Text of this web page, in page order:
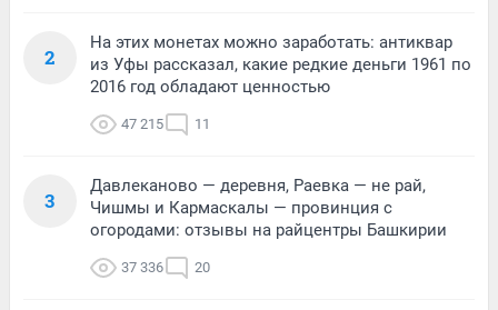
2
На этих монетах можно заработать: антиквар
из Уфы рассказал, какие редкие деньги 1961 по
2016 год обладают ценностью
47 215 11
3
Давлеканово — деревня, Раевка — не рай,
Чишмы и Кармаскалы — провинция с
огородами: отзывы на райцентры Башкирии
37 336 20